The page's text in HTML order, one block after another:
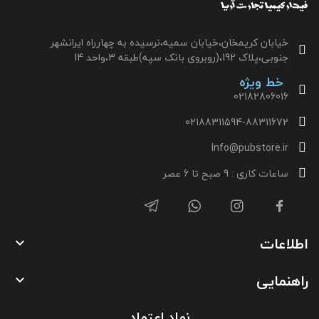
خیابان کریمخان،خیابان سمیه،نرسیده به چهارراه ایرانشهر
جنوبی،پلاک 192،(روبروی بانک سپه)طبقه 3،واحد 14
خط ویژه
02182806016
02188311594-88311672
Info@pubstore.ir
ساعات کاری : 9 صبح تا 6 عصر
اطلاعات 
راهنمایی 